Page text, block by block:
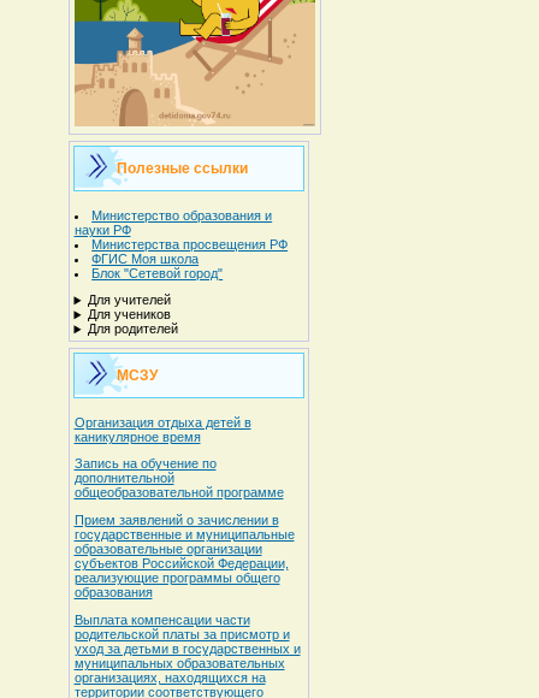
Полезные ссылки
Министерство образования и
науки РФ
Министерства просвещения РФ
ФГИС Моя школа
Блок "Сетевой город"
Для учителей
Для учеников
Для родителей
МСЗУ
Организация отдыха детей в
каникулярное время
Запись на обучение по
дополнительной
общеобразовательной программе
Прием заявлений о зачислении в
государственные и муниципальные
образовательные организации
субъектов Российской Федерации,
реализующие программы общего
образования
Выплата компенсации части
родительской платы за присмотр и
уход за детьми в государственных и
муниципальных образовательных
организациях, находящихся на
территории соответствующего